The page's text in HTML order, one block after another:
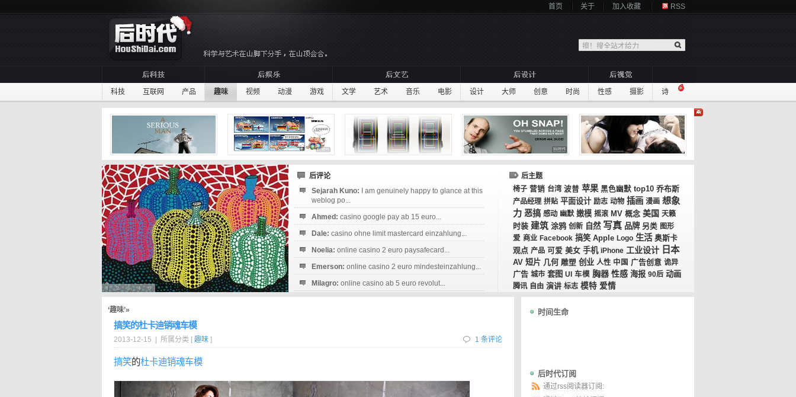
首页 关于 加入收藏 RSS
科技 互联网 产品 趣味 视频 动漫 游戏 文学 艺术 音乐 电影 设计 大师 创意 时尚 性感 摄影 诗
后评论
Sejarah Kuno:
I am genuinely happy to glance at this
weblog po...
Ahmed: casino google pay ab 15 euro...
Dale: casino ohne limit mastercard einzahlung...
Noelia: online casino 2 euro paysafecard...
Emerson: online casino 2 euro mindesteinzahlung...
Milagro: online casino ab 5 euro revolut...
后主题
椅子 营销 台湾 波普 苹果 黑色幽默 top10 乔布斯
产品经理 拼贴 平面设计 励志 动物 插画 漫画 想象
力 恶搞 感动 幽默 嫩模 摇滚 MV 概念 美国 天籁
时装 建筑 涂鸦 创新 自然 写真 品牌 另类 图形
爱 商业 Facebook 搞笑 Apple Logo 生活 奥斯卡
观点 产品 可爱 美女 手机 iPhone 工业设计 日本
AV 短片 几何 雕塑 创业 人性 中国 广告创意 诡异
广告 城市 套图 UI 车模 胸器 性感 海报 90后 动画
腾讯 自由 演讲 标志 模特 爱情
‘趣味’»
搞笑的杜卡迪销魂车模
2013-12-15 | 所属分类 [ 趣味 ] 1 条评论
搞笑的杜卡迪销魂车模
时间生命
后时代订阅
通过rss阅读器订阅: